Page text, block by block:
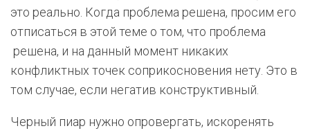
это реально. Когда проблема решена, просим его
отписаться в этой теме о том, что проблема
решена, и на данный момент никаких
конфликтных точек соприкосновения нету. Это в
том случае, если негатив конструктивный.
Черный пиар нужно опровергать, искоренять